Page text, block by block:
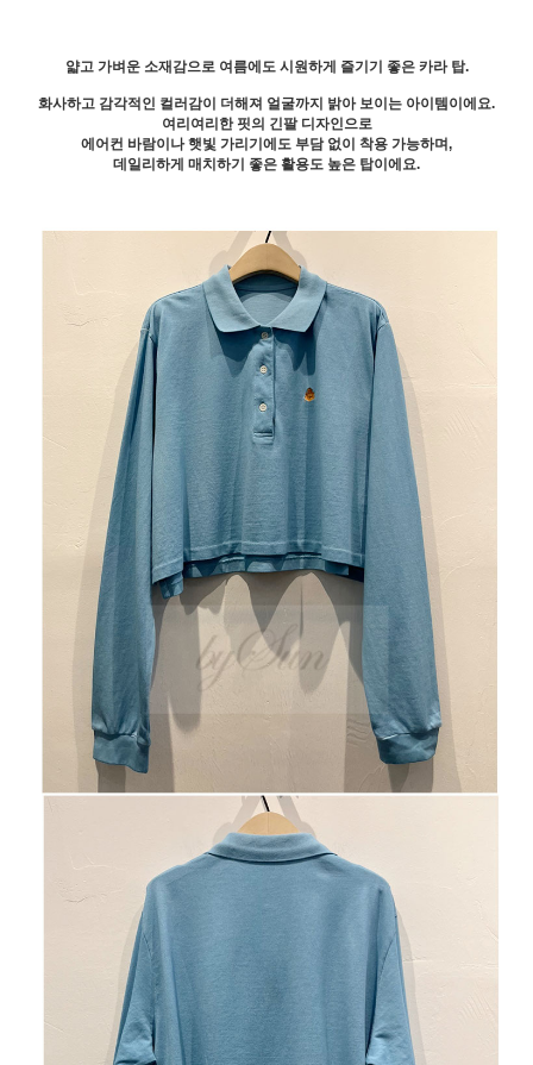
얇고 가벼운 소재감으로 여름에도 시원하게 즐기기 좋은 카라 탑.
화사하고 감각적인 컬러감이 더해져 얼굴까지 밝아 보이는 아이템이에요.
여리여리한 핏의 긴팔 디자인으로
에어컨 바람이나 햇빛 가리기에도 부담 없이 착용 가능하며,
데일리하게 매치하기 좋은 활용도 높은 탑이에요.